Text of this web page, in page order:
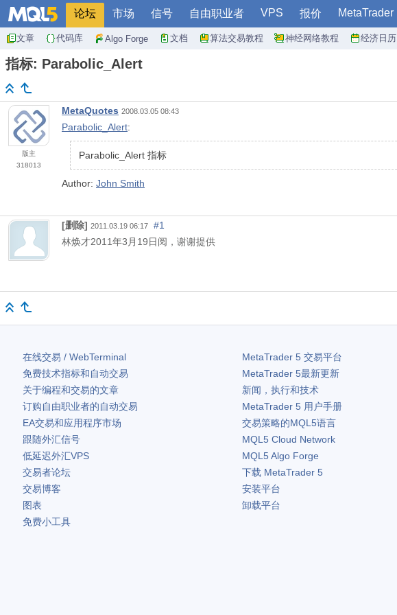
论坛 市场 信号 自由职业者 VPS 报价 MetaTrader
文章 代码库 Algo Forge 文档 算法交易教程 神经网络教程 经济日历
指标: Parabolic_Alert
版主
318013
MetaQuotes 2008.03.05 08:43
Parabolic_Alert:
Parabolic_Alert 指标
Author: John Smith
[删除] 2011.03.19 06:17
#1
林焕才2011年3 月 19日阅，谢谢提供
在线交易 / WebTerminal
免费技术指标和自动交易
关于编程和交易的文章
订购自由职业者的自动交易
EA交易和应用程序市场
跟随外汇信号
低延迟外汇VPS
交易者论坛
交易博客
图表
免费小工具
MetaTrader 5交易平台
MetaTrader 5最新更新
新闻，执行和技术
MetaTrader 5用户手册
交易策略的MQL5语言
MQL5 Cloud Network
MQL5 Algo Forge
下载 MetaTrader 5
安装平台
卸载平台